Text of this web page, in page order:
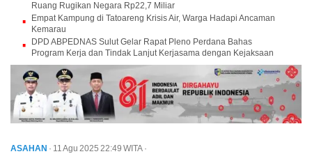
Ruang Rugikan Negara Rp22,7 Miliar
Empat Kampung di Tatoareng Krisis Air, Warga Hadapi Ancaman
Kemarau
DPD ABPEDNAS Sulut Gelar Rapat Pleno Perdana Bahas
Program Kerja dan Tindak Lanjut Kerjasama dengan Kejaksaan
ASAHAN · 11 Agu 2025 22:49 WITA ·